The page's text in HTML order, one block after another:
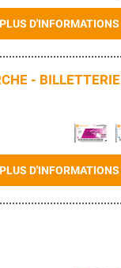
PLUS D'INFORMATIONS
- BILLETTERIE
PLUS D'INFORMATIONS